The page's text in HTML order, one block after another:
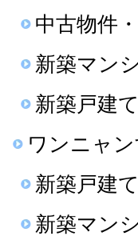
中古物件
新築マン
新築戸建て
ワンニャ
新築戸建て
新築マン